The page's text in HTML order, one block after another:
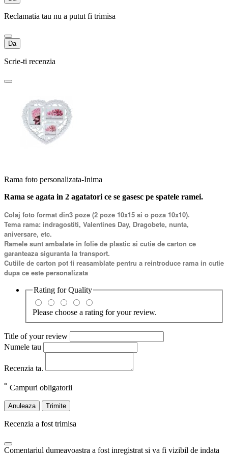
Reclamatia tau nu a putut fi trimisa
Da
Scrie-ti recenzia
Rama foto personalizata-Inima
Rama se agata in 2 agatatori ce se gasesc pe spatele ramei.
Colaj foto format din3 poze (2 poze 10x15 si o poza 10x10).
Tema rama: indragostiti, Valentines Day, Dragobete, nunta,
aniversare, etc.
Ramele sunt ambalate in folie de plastic si cutie de carton ce
garanteaza siguranta la transport.
Cutiile de carton pot fi reasamblate pentru a reintroduce rama in cutie
dupa ce este personalizata
Rating forQuality
Please choose a rating for your review.
Title of your review
Numele tau
Recenzia ta.
* Campuri obligatorii
Anuleaza Trimite
Recenzia a fost trimisa
Comentariul dumeavoastra a fost inregistrat si va fi vizibil de indata